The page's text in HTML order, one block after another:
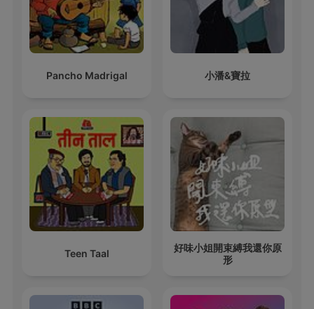
Pancho Madrigal 小潘&寶拉
Teen Taal
好味小姐開束縛我還你原
形